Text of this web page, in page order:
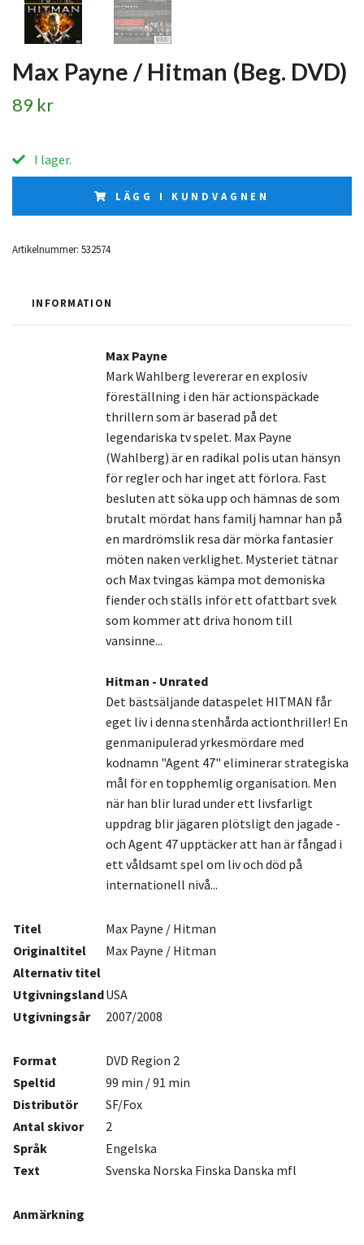
Max Payne / Hitman (Beg. DVD)
89 kr
I lager.
LÄGG I KUNDVAGNEN
Artikelnummer: 532574
INFORMATION
Max Payne
Mark Wahlberg levererar en explosiv
föreställning i den här actionspäckade
thrillern som är baserad på det
legendariska tv spelet. Max Payne
(Wahlberg) är en radikal polis utan hänsyn
för regler och har inget att förlora. Fast
besluten att söka upp och hämnas de som
brutalt mördat hans familj hamnar han på
en mardrömslik resa där mörka fantasier
möten naken verklighet. Mysteriet tätnar
och Max tvingas kämpa mot demoniska
fiender och ställs inför ett ofattbart svek
som kommer att driva honom till
vansinne...
Hitman - Unrated
Det bästsäljande dataspelet HITMAN får
eget liv i denna stenhårda actionthriller! En
genmanipulerad yrkesmördare med
kodnamn "Agent 47" eliminerar strategiska
mål för en topphemlig organisation. Men
när han blir lurad under ett livsfarligt
uppdrag blir jägaren plötsligt den jagade -
och Agent 47 upptäcker att han är fångad i
ett våldsamt spel om liv och död på
internationell nivå...
Titel
Max Payne / Hitman
Originaltitel
Max Payne / Hitman
Alternativ titel
UtgivningslandUSA
Utgivningsår
2007/2008
Format
DVD Region 2
Speltid
99 min / 91 min
Distributör
SF/Fox
Antalskivor
2
Språk
Engelska
Text
Svenska Norska Finska Danska mfl
Anmärkning